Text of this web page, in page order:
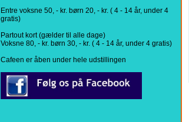
Entre voksne 50, - kr. børn 20, - kr. ( 4 - 14 år, under 4
gratis)
Partout kort (gælder til alle dage)
Voksne 80, - kr. børn 30, - kr. ( 4 - 14 år, under 4 gratis)
Cafeen er åben under hele udstillingen